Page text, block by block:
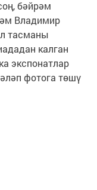
бәйрәм
Владимир
тасманы
калган
экспонатлар
фотога төшү